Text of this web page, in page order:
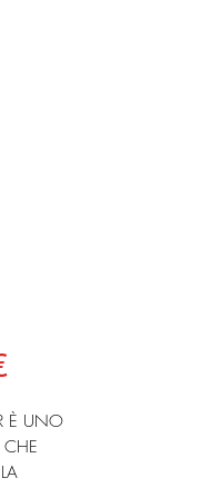
Prezzo
scontato
È UNO
CHE